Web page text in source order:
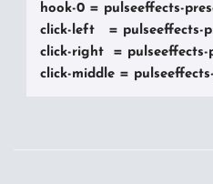
hook-0 = pulseeffects-
click-left   = pulseeffects-
click-right  = pulseeffects-
click-middle =